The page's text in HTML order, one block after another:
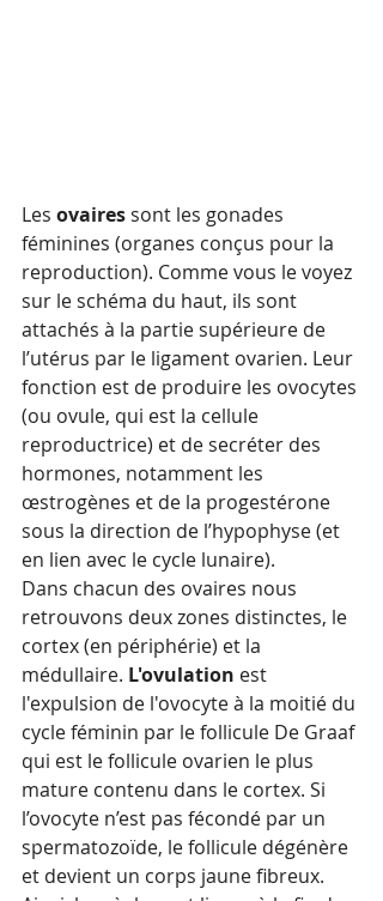
Les ovaires sont les gonades
féminines (organes conçus pour la
reproduction). Comme vous le voyez
sur le schéma du haut, ils sont
attachés à la partie supérieure de
l’utérus par le ligament ovarien. Leur
fonction est de produire les ovocytes
(ou ovule, qui est la cellule
reproductrice) et de secréter des
hormones, notamment les
œstrogènes et de la progestérone
sous la direction de l’hypophyse (et
en lien avec le cycle lunaire).
Dans chacun des ovaires nous
retrouvons deux zones distinctes, le
cortex (en périphérie) et la
médullaire. L'ovulation est
l'expulsion de l'ovocyte à la moitié du
cycle féminin par le follicule De Graaf
qui est le follicule ovarien le plus
mature contenu dans le cortex. Si
l’ovocyte n’est pas fécondé par un
spermatozoïde, le follicule dégénère
et devient un corps jaune fibreux.